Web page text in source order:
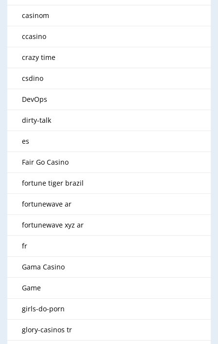
casinom
ccasino
crazy time
csdino
DevOps
dirty-talk
es
Fair Go Casino
fortune tiger brazil
fortunewave ar
fortunewave xyz ar
fr
Gama Casino
Game
girls-do-porn
glory-casinos tr